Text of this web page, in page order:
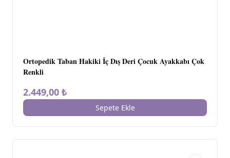
Ortopedik Taban Hakiki İç Dış Deri Çocuk Ayakkabı Çok
Renkli
2.449,00 ₺
Sepete Ekle